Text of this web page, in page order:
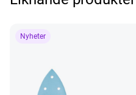
Nyheter